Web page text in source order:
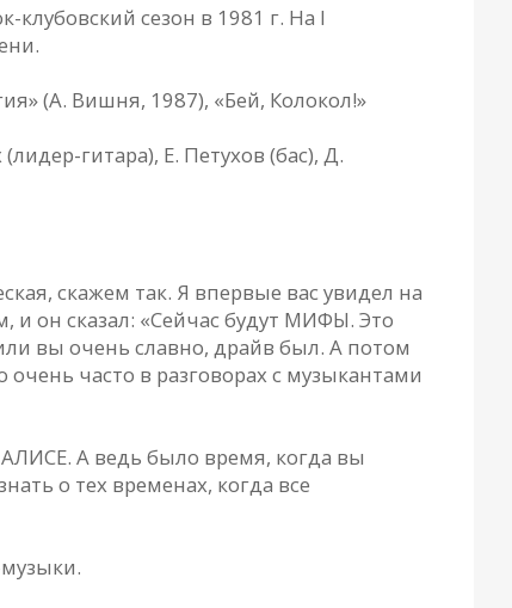
сезон в 1981 г. На I
(А. Вишня, 1987), «Бей, Колокол!»
гитара), Е. Петухов (бас), Д.
скажем так. Я впервые вас увидел на
и он сказал: «Сейчас будут МИФЫ. Это
вы очень славно, драйв был. А потом
часто в разговорах с музыкантами
А ведь было время, когда вы
о тех временах, когда все